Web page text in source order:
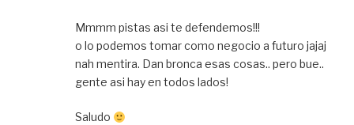
Mmmm pistas asi te defendemos!!!
o lo podemos tomar como negocio a futuro jajaj
nah mentira. Dan bronca esas cosas.. pero bue..
gente asi hay en todos lados!
Saludo